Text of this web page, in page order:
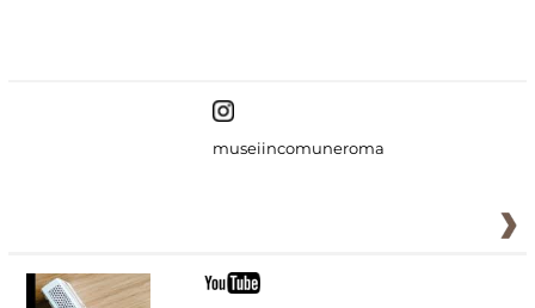
museiincomuneroma